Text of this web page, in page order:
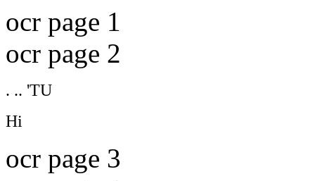
ocr page 1
ocr page 2
. .. 'TU
Hi
ocr page 3